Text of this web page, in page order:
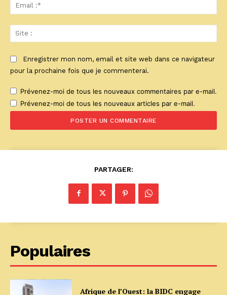
:*
:
Enregistrer mon nom, email et site web dans ce navigateur
pour la prochaine fois que je commenterai.
Prévenez-moi de tous les nouveaux commentaires par e-mail.
Prévenez-moi de tous les nouveaux articles par e-mail.
PARTAGER:
Populaires
Afrique de l’Ouest: la BIDC engage